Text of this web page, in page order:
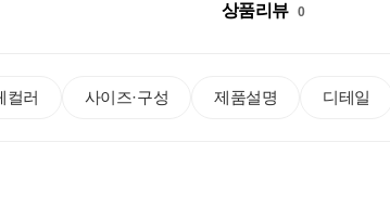
상품리뷰 0
컬러 사이즈·구성 제품설명 디테일